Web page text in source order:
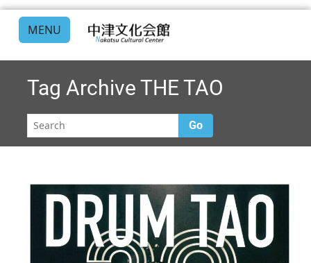
MENU
Tag Archive THE TAO
Go